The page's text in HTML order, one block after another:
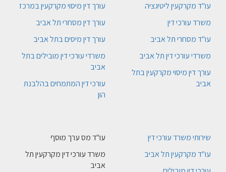
עו"ד מקרקעין ליטיגציה
משרד עורכי דין
עו"ד מסחרי תל אביב
משרדי עורכי דין תל אביב
עורך דין מיסוי מקרקעין בתל
אביב
עורך דין מיסוי מקרקעין במרכז
עורך דין מסחרי תל אביב
עורך דין מיסים בתל אביב
משרדי עורכי דין מובילים בתל
אביב
עורכי דין המתמחים בהלבנת
הון
שירותי משרד עורכי דין
עו"ד מקרקעין תל אביב
עו"ד מס ערך מוסף
משרד עורכי דין מקרקעין תל
אביב